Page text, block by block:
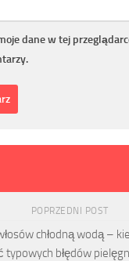
dane w tej
POPRZEDNI POST
chłodną wodą –
typowych błędów